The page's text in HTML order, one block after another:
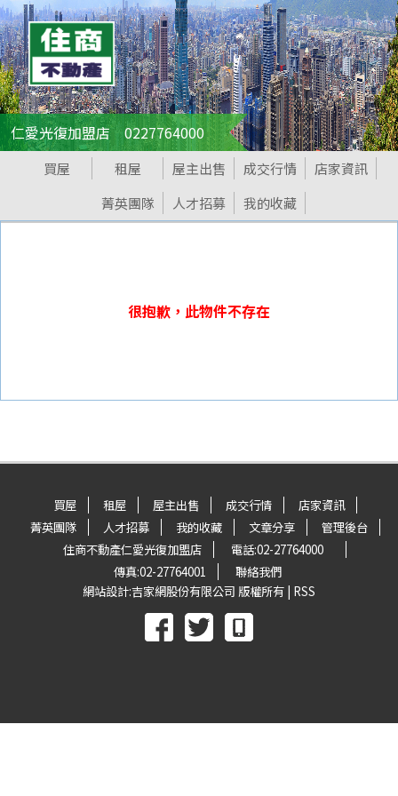
仁愛光復加盟店 0227764000
買屋 租屋 屋主出售 成交行情
店家資訊
菁英團隊
人才招募 我的收藏
很抱歉，此物件不存在
買屋 租屋 屋主出售 成交行情
店家資訊
菁英團隊
人才招募 我的收藏 文章分享
管理後台
住商不動產仁愛光復加盟店
電話:02-27764000
傳真:02-27764001
聯絡我們
網站設計:吉家網股份有限公司 版權所有 | RSS